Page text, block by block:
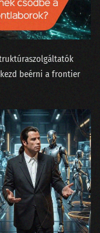
jogszabálya?
163 - A fogalmatlan maharadzsa és a Manhattan terv
lelkét?
161 - Google, OpenAI vagy a matektanár Taylor Swift
n!
159 - Nagy megmondások a dataSTREAM 2024 farvizén
beérni a frontier